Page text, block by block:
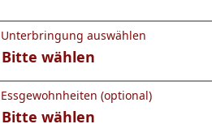
Unterbringung auswählen
Essgewohnheiten (optional)